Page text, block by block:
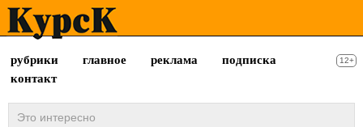
рубрики главное реклама
подписка
контакт
12+